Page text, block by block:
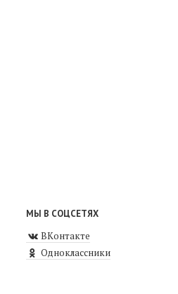
МЫ В СОЦСЕТЯХ
ВКонтакте
Одноклассники